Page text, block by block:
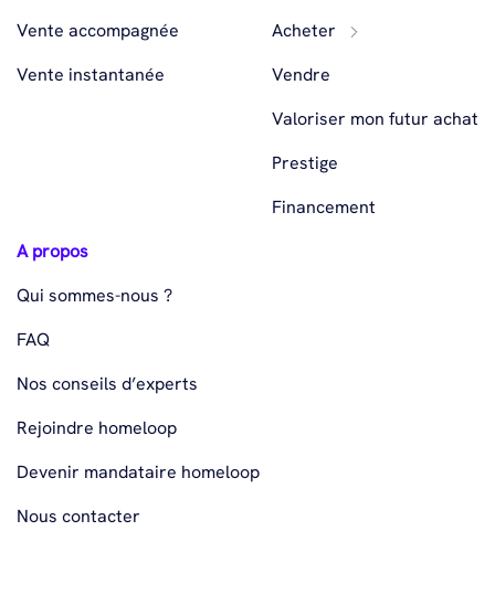
Vente accompagnée
Vente instantanée
Acheter
Vendre
Valoriser mon futur achat
Prestige
Financement
A propos
Qui sommes-nous ?
FAQ
Nos conseils d’experts
Rejoindre homeloop
Devenir mandataire homeloop
Nous contacter